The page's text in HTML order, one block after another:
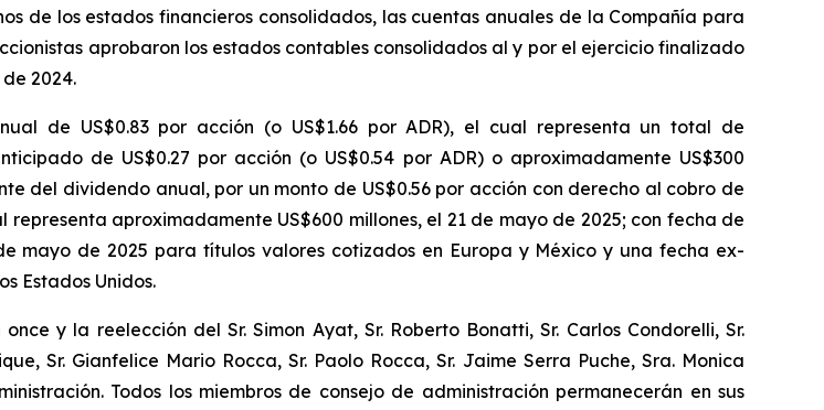
de los estados financieros consolidados, las cuentas anuales de la Compañía para
aprobaron los estados contables consolidados al y por el ejercicio finalizado
2024.
de US$0.83 por acción (o US$1.66 por ADR), el cual representa un total de
de US$0.27 por acción (o US$0.54 por ADR) o aproximadamente US$300
del dividendo anual, por un monto de US$0.56 por acción con derecho al cobro de
representa aproximadamente US$600 millones, el 21 de mayo de 2025; con fecha de
mayo de 2025 para títulos valores cotizados en Europa y México y una fecha ex-
Estados Unidos.
y la reelección del Sr. Simon Ayat, Sr. Roberto Bonatti, Sr. Carlos Condorelli, Sr.
Sr. Gianfelice Mario Rocca, Sr. Paolo Rocca, Sr. Jaime Serra Puche, Sra. Monica
Todos los miembros de consejo de administración permanecerán en sus